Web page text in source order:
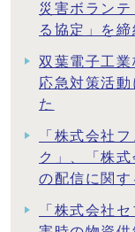
災害ボラン
る協定」を
双葉電子工
応急対策活
た
「株式会社
ク」、「株
の配信に関
「株式会社